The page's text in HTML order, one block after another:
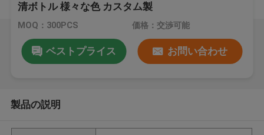
清ボトル 様々な色 カスタム製
MOQ：300PCS 価格：交渉可能
ベストプライス お問い合わせ
製品の説明